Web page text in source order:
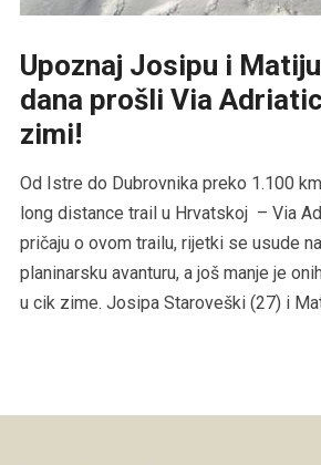
Upoznaj Josipu i
dana prošli Via
zimi!
Od Istre do Dubrovnika preko 1.100
long distance trail u Hrvatskoj – Via
pričaju o ovom trailu, rijetki se usude
planinarsku avanturu, a još manje je
u cik zime. Josipa Staroveški (27) i